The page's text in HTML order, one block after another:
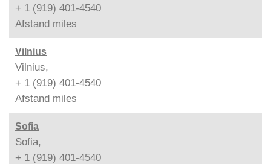
+ 1 (919) 401-4540
Afstand miles
Vilnius
Vilnius,
+ 1 (919) 401-4540
Afstand miles
Sofia
Sofia,
+ 1 (919) 401-4540